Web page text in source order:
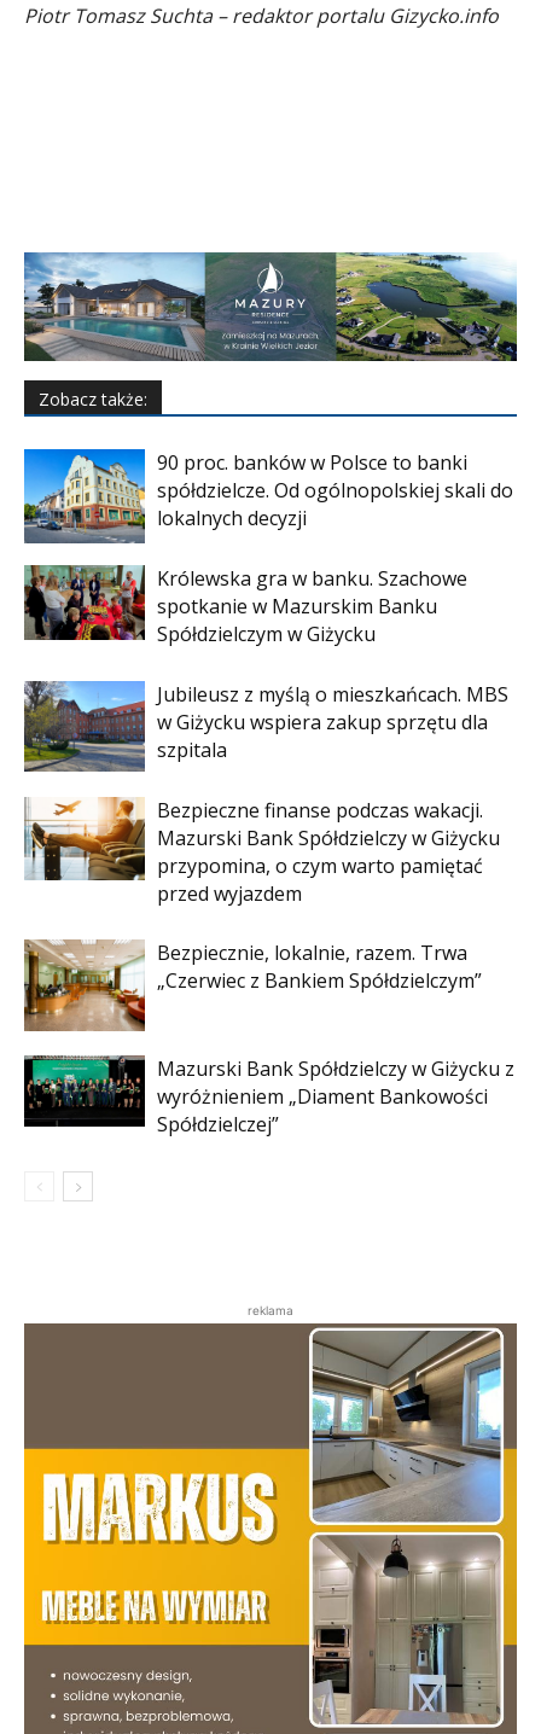
Piotr Tomasz Suchta – redaktor portalu Gizycko.info
Zobacz także:
90 proc. banków w Polsce to banki
spółdzielcze. Od ogólnopolskiej skali do
lokalnych decyzji
Królewska gra w banku. Szachowe
spotkanie w Mazurskim Banku
Spółdzielczym w Giżycku
Jubileusz z myślą o mieszkańcach. MBS
w Giżycku wspiera zakup sprzętu dla
szpitala
Bezpieczne finanse podczas wakacji.
Mazurski Bank Spółdzielczy w Giżycku
przypomina, o czym warto pamiętać
przed wyjazdem
Bezpiecznie, lokalnie, razem. Trwa
„Czerwiec z Bankiem Spółdzielczym”
Mazurski Bank Spółdzielczy w Giżycku z
wyróżnieniem „Diament Bankowości
Spółdzielczej”
reklama